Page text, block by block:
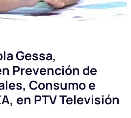
Gessa,
Prevención de
Consumo e
en PTV Televisión